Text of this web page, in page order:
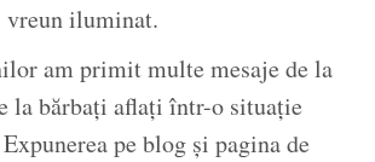
iluminat.
am primit multe mesaje de la
la bărbați aflați într-o situație
pe blog și pagina de